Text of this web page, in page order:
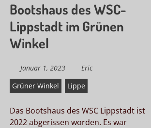
Bootshaus des WSC-
Lippstadt im Grünen
Winkel
Januar 1, 2023
Eric
Grüner Winkel
Lippe
Das Bootshaus des WSC Lippstadt ist
2022 abgerissen worden. Es war